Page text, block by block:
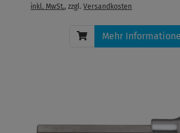
inkl. MwSt., zzgl.Versandkosten
Mehr